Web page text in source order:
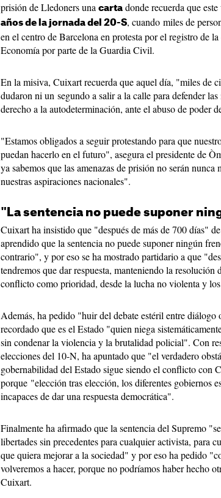
prisión de Lledoners una carta donde recuerda que
años de la jornada del 20-S, cuando miles de
en el centro de Barcelona en protesta por el registro de
Economía por parte de la Guardia Civil.
En la misiva, Cuixart recuerda que aquel día, "miles de
dudaron ni un segundo a salir a la calle para defender
derecho a la autodeterminación, ante el abuso de poder
"Estamos obligados a seguir protestando para que
puedan hacerlo en el futuro", asegura el presidente de
ya sabemos que las amenazas de prisión no serán nunca
nuestras aspiraciones nacionales".
"La sentencia no puede suponer
Cuixart ha insistido que "después de más de 700 días"
aprendido que la sentencia no puede suponer ningún
contrario", y por eso se ha mostrado partidario a que
tendremos que dar respuesta, manteniendo la resolución
conflicto como prioridad, desde la lucha no violenta y
Además, ha pedido "huir del debate estéril entre
recordado que es el Estado "quien niega
sin condenar la violencia y la brutalidad policial". Con
elecciones del 10-N, ha apuntado que "el verdadero
gobernabilidad del Estado sigue siendo el conflicto con
porque "elección tras elección, los diferentes gobiernos
incapaces de dar una respuesta democrática".
Finalmente ha afirmado que la sentencia del Supremo
libertades sin precedentes para cualquier activista, para
que quiera mejorar a la sociedad" y por eso ha pedido
volveremos a hacer, porque no podríamos haber hecho
Cuixart.